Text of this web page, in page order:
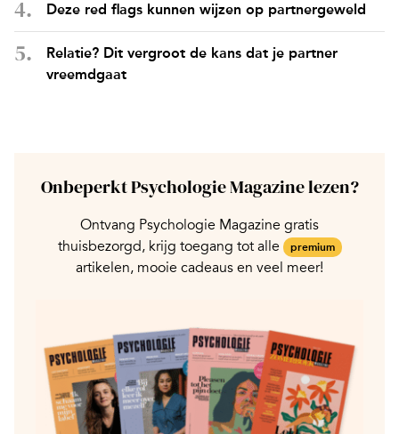
Deze red flags kunnen wijzen op partnergeweld
Relatie? Dit vergroot de kans dat je partner
vreemdgaat
Onbeperkt Psychologie Magazine lezen?
Ontvang Psychologie Magazine gratis
thuisbezorgd, krijg toegang tot alle
premium
artikelen, mooie cadeaus en veel meer!